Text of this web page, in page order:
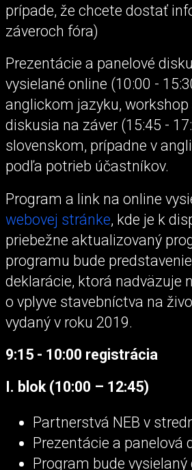
prípade, že chcete dostať
záveroch fóra)
Prezentácie a panelové
vysielané online (10:00 -
anglickom jazyku,
diskusia na záver (15:45 -
slovenskom, prípadne v
podľa potrieb účastníkov.
Program a link na online
webovej stránke, kde je k
priebežne aktualizovaný
programu bude
deklarácie, ktorá nadväzuje
o vplyve stavebníctva na
vydaný v roku 2019.
9:15 - 10:00 registrácia
I. blok (10:00 – 12:45)
Partnerstvá NEB v
Prezentácie a panelová
Program bude